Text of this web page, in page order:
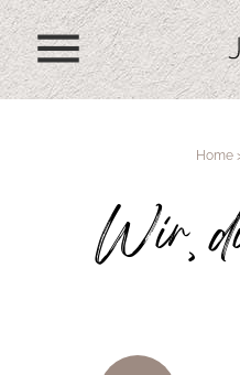
menu
Home
Wir,